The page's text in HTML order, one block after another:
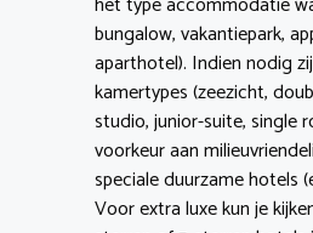
bungalow, vakantiepark,
aparthotel). Indien nodig
kamertypes (zeezicht,
studio, junior-suite, single
voorkeur aan
speciale duurzame hotels
Voor extra luxe kun je